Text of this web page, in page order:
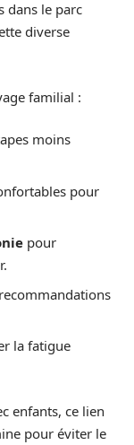
dans le parc
diverse
familial :
moins
pour
pour
la fatigue
enfants, ce lien
pour éviter le